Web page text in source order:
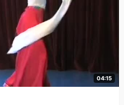
04:15